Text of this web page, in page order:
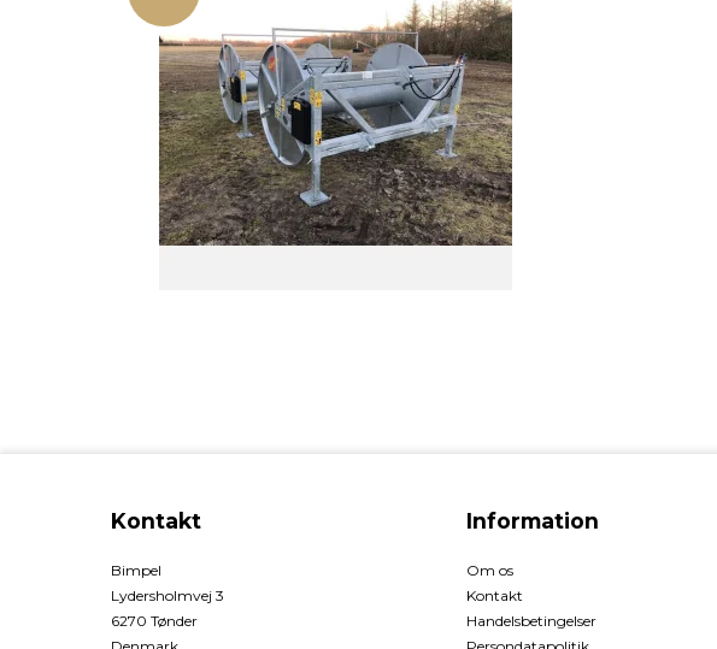
Kontakt
Bimpel
Lydersholmvej 3
6270 Tønder
Information
Om os
Kontakt
Handelsbetingelser